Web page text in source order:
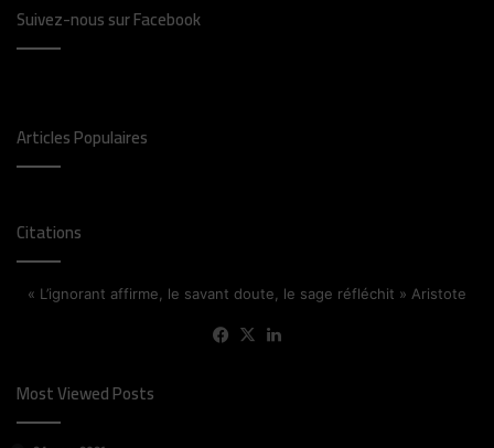
Suivez-nous sur Facebook
Articles Populaires
Citations
« L’ignorant affirme, le savant doute, le sage réfléchit » Aristote
Facebook
X
Most Viewed Posts